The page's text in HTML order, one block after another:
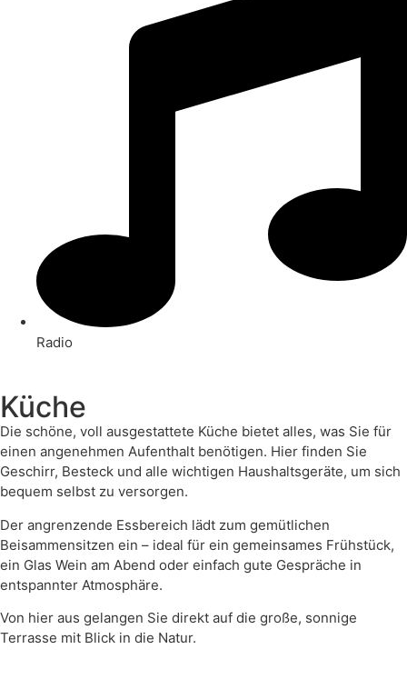
Radio
Küche
Die schöne, voll ausgestattete Küche bietet alles, was Sie für
einen angenehmen Aufenthalt benötigen. Hier finden Sie
Geschirr, Besteck und alle wichtigen Haushaltsgeräte, um sich
bequem selbst zu versorgen.
Der angrenzende Essbereich lädt zum gemütlichen
Beisammensitzen ein – ideal für ein gemeinsames Frühstück,
ein Glas Wein am Abend oder einfach gute Gespräche in
entspannter Atmosphäre.
Von hier aus gelangen Sie direkt auf die große, sonnige
Terrasse mit Blick in die Natur.